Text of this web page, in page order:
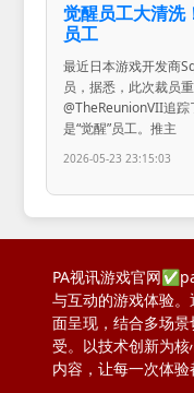
觉醒员工大清洗
员工
最近日本游戏开发商
员，据悉，此次裁员
@TheReunionVII追
是“觉醒”员工。推主
2026-05-23 23:15:03
PA视讯游戏官网
与互动的游戏体验
面呈现，结合多场
受。以技术创新为
内容，让每一次体验